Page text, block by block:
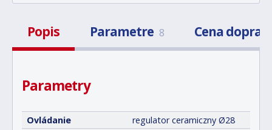
Popis Parametre 8 Cena
Parametry
Ovládanie
regulator ceramiczny Ø28